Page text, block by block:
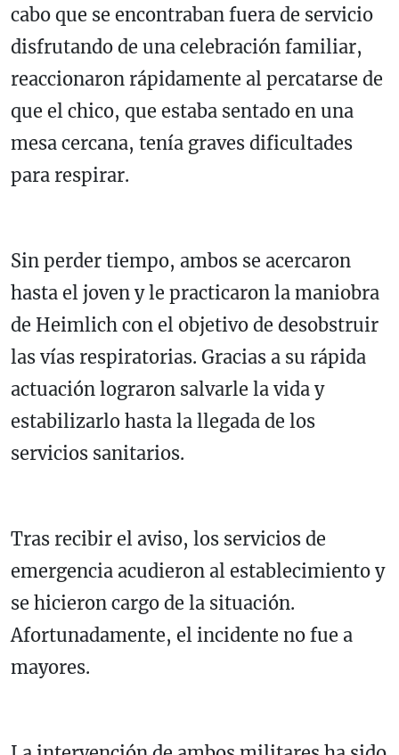
cabo que se encontraban fuera de servicio
disfrutando de una celebración familiar,
reaccionaron rápidamente al percatarse de
que el chico, que estaba sentado en una
mesa cercana, tenía graves dificultades
para respirar.
Sin perder tiempo, ambos se acercaron
hasta el joven y le practicaron la maniobra
de Heimlich con el objetivo de desobstruir
las vías respiratorias. Gracias a su rápida
actuación lograron salvarle la vida y
estabilizarlo hasta la llegada de los
servicios sanitarios.
Tras recibir el aviso, los servicios de
emergencia acudieron al establecimiento y
se hicieron cargo de la situación.
Afortunadamente, el incidente no fue a
mayores.